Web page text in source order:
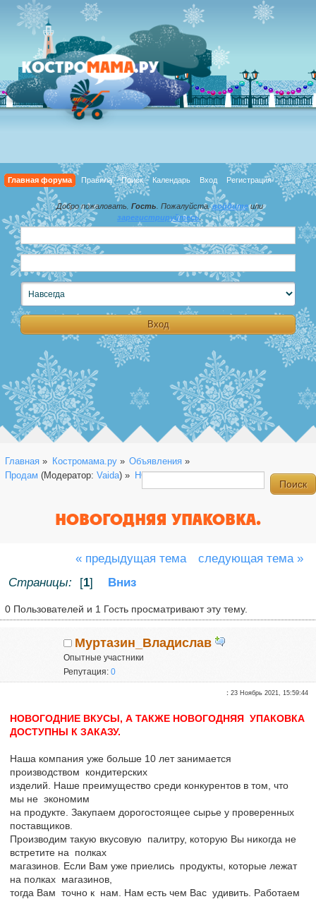
Главная форума Правила Поиск Календарь Вход Регистрация
Добро пожаловать, Гость . Пожалуйста,войдитеили
зарегистрируйтесь.
Главная » Костромама.ру» Объявления »
Продам (Модератор: Vaida) » НОВОГОДНЯЯ УПАКОВКА.
НОВОГОДНЯЯ УПАКОВКА.
« предыдущая тема
следующая тема »
Страницы:
[1] Вниз
0 Пользователей и 1 Гость просматривают эту тему.
Муртазин_Владислав
Опытные участники
Репутация:0
:23 Ноябрь 2021, 15:59:44
НОВОГОДНИЕ ВКУСЫ, А ТАКЖЕ НОВОГОДНЯЯ УПАКОВКА
ДОСТУПНЫ К ЗАКАЗУ.
Наша компания уже больше 10 лет занимается
производством кондитерских
изделий. Наше преимущество среди конкурентов в том, что
мы не экономим
на продукте. Закупаем дорогостоящее сырье у проверенных
поставщиков.
Производим такую вкусовую палитру, которую Вы никогда не
встретите на полках
магазинов. Если Вам уже приелись продукты, которые лежат
на полках магазинов,
тогда Вам точно к нам. Нам есть чем Вас удивить. Работаем